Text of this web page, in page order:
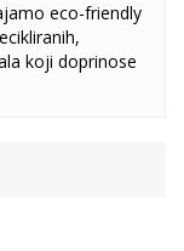
eco-friendly
koji doprinose